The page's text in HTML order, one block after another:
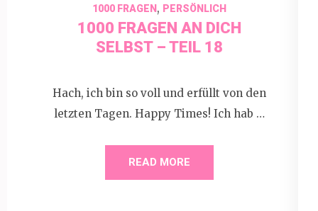
1000 FRAGEN, PERSÖNLICH
1000 FRAGEN AN DICH
SELBST – TEIL 18
Hach, ich bin so voll und erfüllt von den
letzten Tagen. Happy Times! Ich hab …
READ MORE